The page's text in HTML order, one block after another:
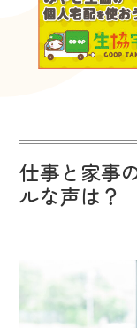
仕事と家事
ルな声は？